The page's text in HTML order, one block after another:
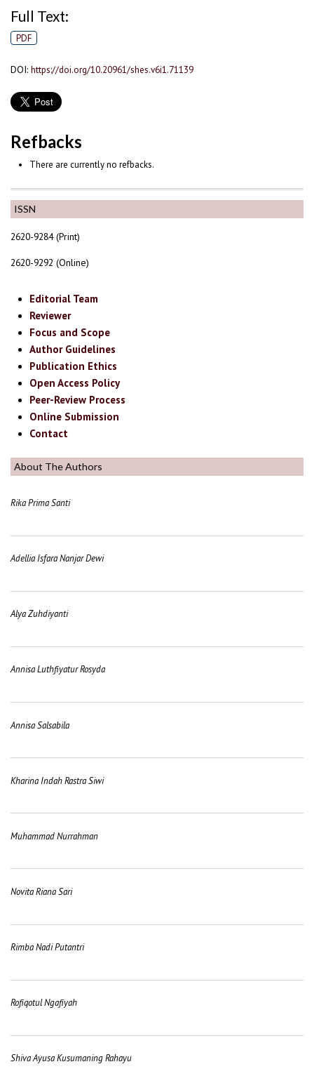
ISSN
2620-9284 (Print)
2620-9292 (Online)
Editorial Team
Reviewer
Focus and Scope
Author Guidelines
Publication Ethics
Open Access Policy
Peer-Review Process
Online Submission
Contact
About The Authors
Rika Prima Santi
Adellia Isfara Nanjar Dewi
Alya Zuhdiyanti
Annisa Luthfiyatur Rosyda
Annisa Salsabila
Kharina Indah Rastra Siwi
Muhammad Nurrahman
Novita Riana Sari
Rimba Nadi Putantri
Rofiqotul Ngafiyah
Shiva Ayusa Kusumaning Rahayu
Full Text:
PDF
DOI: https://doi.org/10.20961/shes.v6i1.71139
Refbacks
There are currently no refbacks.